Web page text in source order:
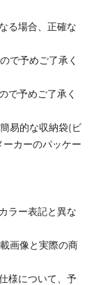
る場合、正確な
で予めご了承く
で予めご了承く
易的な収納袋(ビ
カーのパッケー
ラー表記と異な
画像と実際の商
様について、予